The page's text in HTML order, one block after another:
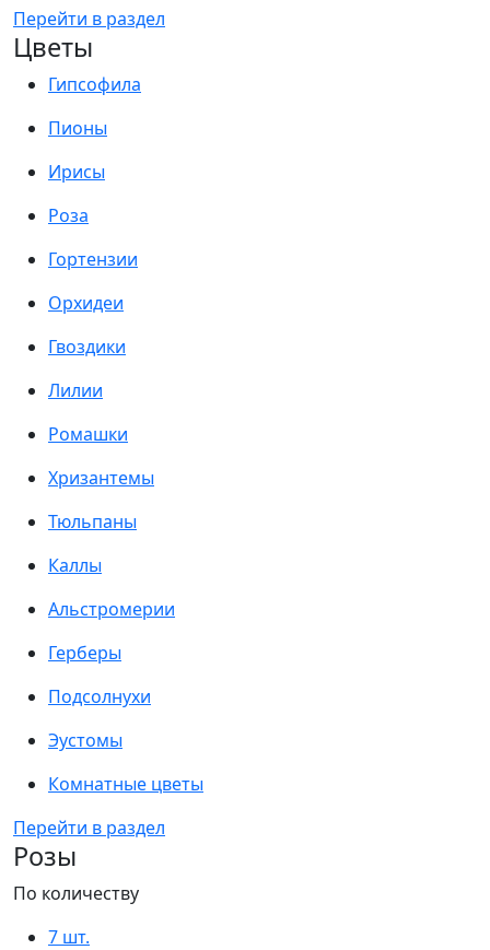
Перейти в раздел
Цветы
Гипсофила
Пионы
Ирисы
Роза
Гортензии
Орхидеи
Гвоздики
Лилии
Ромашки
Хризантемы
Тюльпаны
Каллы
Альстромерии
Герберы
Подсолнухи
Эустомы
Комнатные цветы
Перейти в раздел
Розы
По количеству
7 шт.